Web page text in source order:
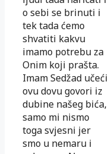
o sebi se brinuti i
tek tada ćemo
shvatiti kakvu
imamo potrebu za
Onim koji prašta.
Imam Sedžad učeći
ovu dovu govori iz
dubine našeg bića,
samo mi nismo
toga svjesni jer
smo u nemaru i